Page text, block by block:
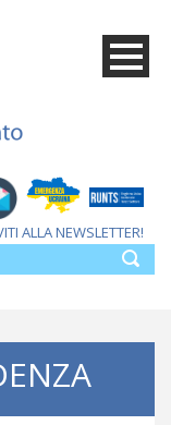
ALLA NEWSLETTER!